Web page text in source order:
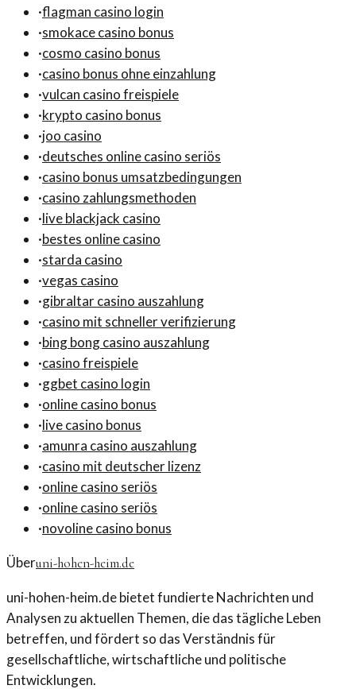
·flagman casino login
·smokace casino bonus
·cosmo casino bonus
·casino bonus ohne einzahlung
·vulcan casino freispiele
·krypto casino bonus
·joo casino
·deutsches online casino seriös
·casino bonus umsatzbedingungen
·casino zahlungsmethoden
·live blackjack casino
·bestes online casino
·starda casino
·vegas casino
·gibraltar casino auszahlung
·casino mit schneller verifizierung
·bing bong casino auszahlung
·casino freispiele
·ggbet casino login
·online casino bonus
·live casino bonus
·amunra casino auszahlung
·casino mit deutscher lizenz
·online casino seriös
·online casino seriös
·novoline casino bonus
Überuni-hohen-heim.de
uni-hohen-heim.de bietet fundierte Nachrichten und
Analysen zu aktuellen Themen, die das tägliche Leben
betreffen, und fördert so das Verständnis für
gesellschaftliche, wirtschaftliche und politische
Entwicklungen.